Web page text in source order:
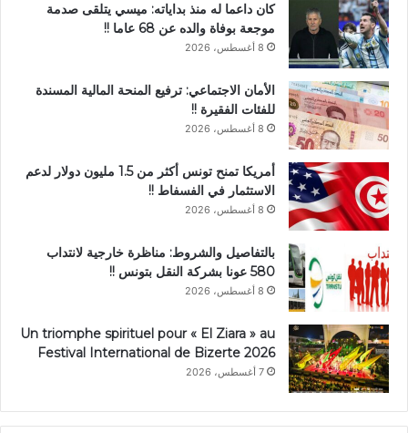
كان داعما له منذ بداياته: ميسي يتلقى صدمة
موجعة بوفاة والده عن 68 عاما !!
8 أغسطس، 2026
الأمان الاجتماعي: ترفيع المنحة المالية المسندة
للفئات الفقيرة !!
8 أغسطس، 2026
أمريكا تمنح تونس أكثر من 1.5 مليون دولار لدعم
الاستثمار في الفسفاط !!
8 أغسطس، 2026
بالتفاصيل والشروط: مناظرة خارجية لانتداب
580 عونا بشركة النقل بتونس !!
8 أغسطس، 2026
Un triomphe spirituel pour « El Ziara » au
Festival International de Bizerte 2026
7 أغسطس، 2026